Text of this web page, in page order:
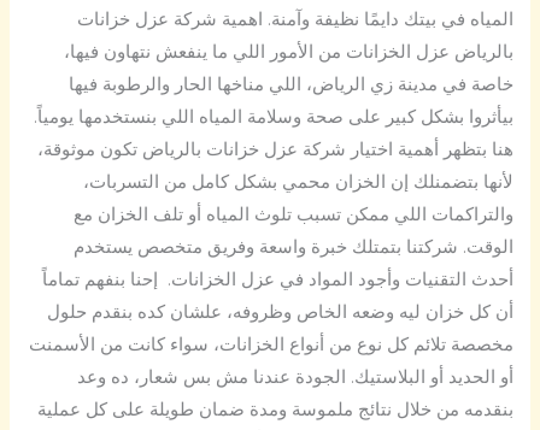
المياه في بيتك دايمًا نظيفة وآمنة. اهمية شركة عزل خزانات
بالرياض عزل الخزانات من الأمور اللي ما ينفعش نتهاون فيها،
خاصة في مدينة زي الرياض، اللي مناخها الحار والرطوبة فيها
بيأثروا بشكل كبير على صحة وسلامة المياه اللي بنستخدمها يومياً.
هنا بتظهر أهمية اختيار شركة عزل خزانات بالرياض تكون موثوقة،
لأنها بتضمنلك إن الخزان محمي بشكل كامل من التسربات،
والتراكمات اللي ممكن تسبب تلوث المياه أو تلف الخزان مع
الوقت. شركتنا بتمتلك خبرة واسعة وفريق متخصص يستخدم
أحدث التقنيات وأجود المواد في عزل الخزانات. إحنا بنفهم تماماً
أن كل خزان ليه وضعه الخاص وظروفه، علشان كده بنقدم حلول
مخصصة تلائم كل نوع من أنواع الخزانات، سواء كانت من الأسمنت
أو الحديد أو البلاستيك. الجودة عندنا مش بس شعار، ده وعد
بنقدمه من خلال نتائج ملموسة ومدة ضمان طويلة على كل عملية